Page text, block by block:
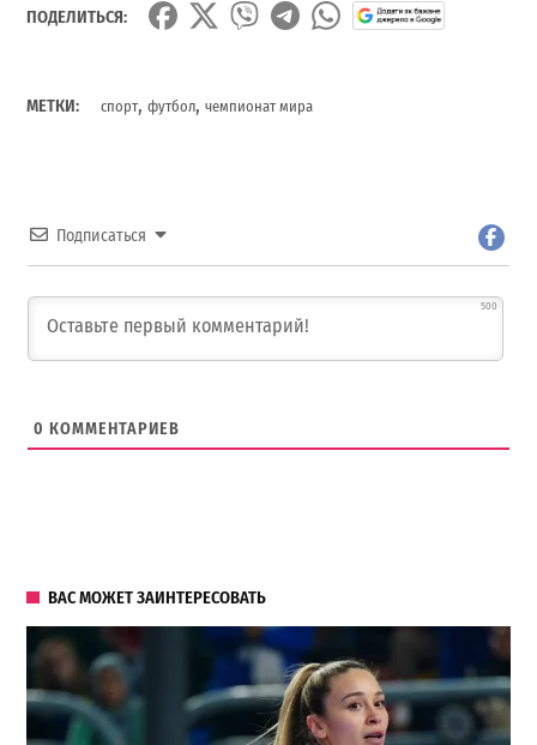
ПОДЕЛИТЬСЯ:
МЕТКИ: спорт,футбол,чемпионат мира
Подписаться
500
0 КОММЕНТАРИЕВ
ВАС МОЖЕТ ЗАИНТЕРЕСОВАТЬ